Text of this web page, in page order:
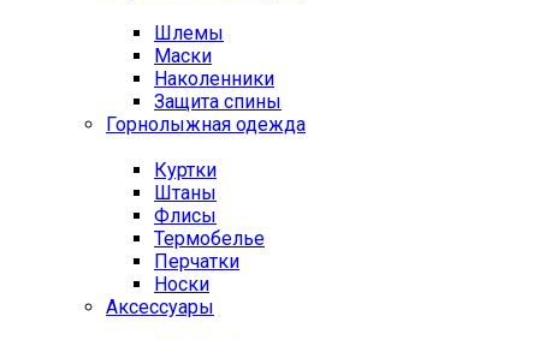
Шлемы
Маски
Наколенники
Защита спины
Горнолыжная одежда
Куртки
Штаны
Флисы
Термобелье
Перчатки
Носки
Аксессуары